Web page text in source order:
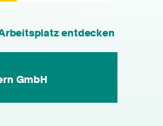
entdecken
GmbH
Mandantenbeziehung
Mitarbeiterrabatte